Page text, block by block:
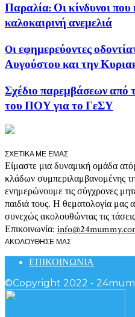
Παραλία: Οι κίνδυνοι
καλοκαιρινή ανεμελιά
Oι εφημερεύοντες
Αυγούστου και την
Σχέδιο παρεμβάσεων από
του ΠΟΥ για το ΓεΣΥ
ΣΧΕΤΙΚΑ ΜΕ ΕΜΑΣ
Είμαστε μια δυναμική ομάδα
κλάδων συμπεριλαμβανομένης
ενημερώνουμε τις σύγχρονες
παιδιά τους. Η θεματολογία μας
συνεχώς ακολουθώντας τις
Επικοινωνία:
ΑΚΟΛΟΥΘΗΣΕ ΜΑΣ
ΕΠΙΚΟΙΝΩΝΙΑ
©Copyright 2022 -